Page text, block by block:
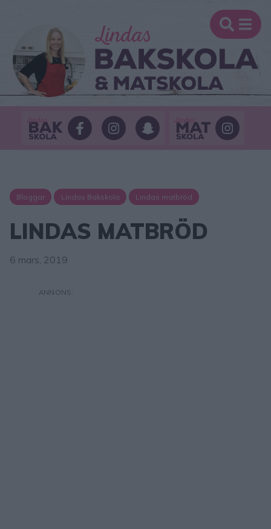
Bloggar Lindas Bakskola Lindas matbröd
LINDAS MATBRÖD
6 mars, 2019